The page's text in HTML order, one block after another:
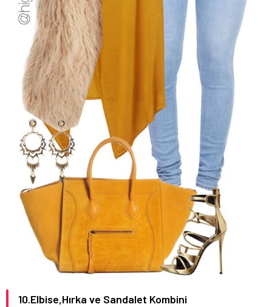
10.Elbise,Hırka ve Sandalet Kombini